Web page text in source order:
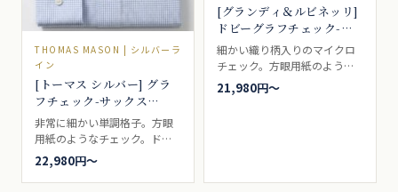
THOMAS MASON | シルバーラ
イン
[トーマス シルバー] グラ
フチェック-サックス
#5575
非常に細かい単調格子。方眼
用紙のようなチェック。ドレ
スシャツ向き。
22,980円〜
[グランディ＆ルビネッリ]
ドビーグラフチェック-ブ
ルー #9645
細かい織り柄入りのマイクロ
チェック。方眼用紙のような
柄から、グラフチェックとも
呼ばれる・ブルー色。明るく
21,980円〜